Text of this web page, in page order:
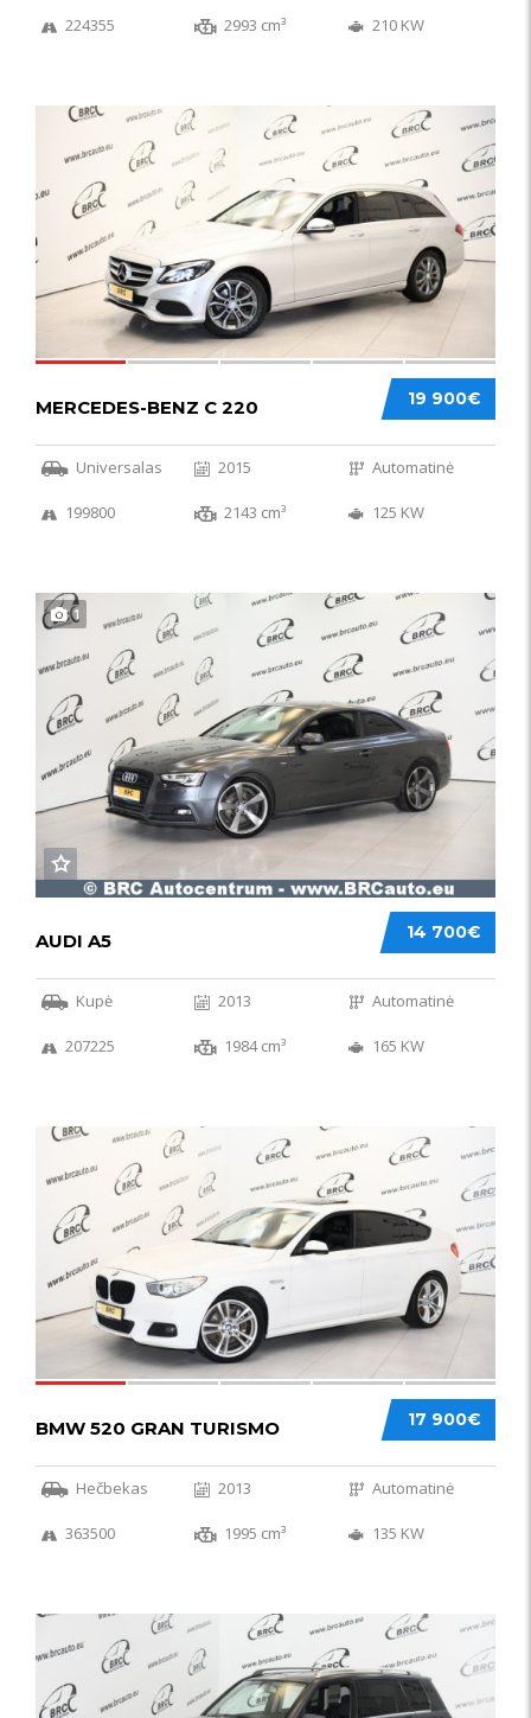
224355 2993 cm³ 210 KW
52
19 900€
MERCEDES-BENZ C 220
Universalas 2015 Automatinė
199800 2143 cm³ 125 KW
1
14 700€
AUDI A5
Kupė 2013 Automatinė
207225 1984 cm³ 165 KW
17 900€
BMW 520 GRAN TURISMO
Hečbekas 2013 Automatinė
363500 1995 cm³ 135 KW
IŠSKIRTINIS